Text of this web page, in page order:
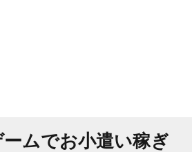
ムでお小遣い稼ぎ